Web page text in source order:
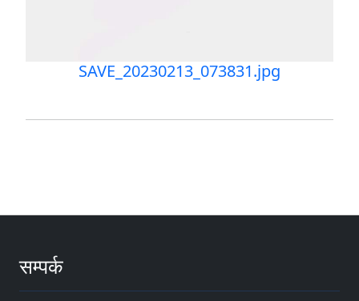
SAVE_20230213_073831.jpg
सम्पर्क